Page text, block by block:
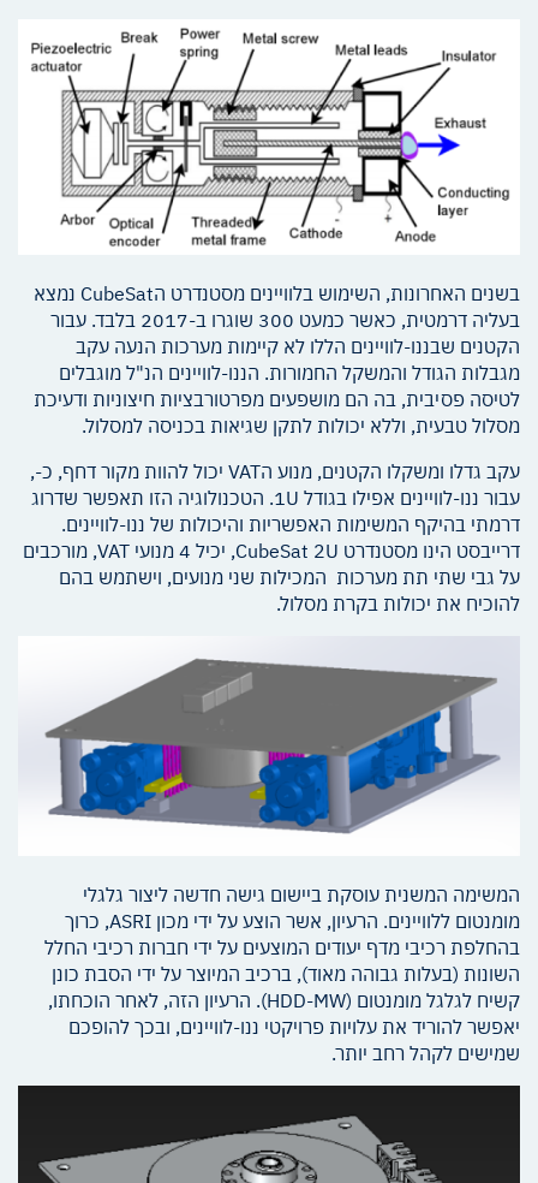
בשנים האחרונות, השימוש בלוויינים מסטנדרט הCubeSat נמצא
בעליה דרמטית, כאשר כמעט 300 שוגרו ב-2017 בלבד. עבור
הקטנים שבננו-לוויינים הללו לא קיימות מערכות הנעה עקב
מגבלות הגודל והמשקל החמורות. הננו-לוויינים הנ"ל מוגבלים
לטיסה פסיבית, בה הם מושפעים מפרטורבציות חיצוניות ודעיכת
מסלול טבעית, וללא יכולות לתקן שגיאות בכניסה למסלול.
עקב גדלו ומשקלו הקטנים, מנוע הVAT יכול להוות מקור דחף, כ-,
עבור ננו-לוויינים אפילו בגודל 1U. הטכנולוגיה הזו תאפשר שדרוג
דרמתי בהיקף המשימות האפשריות והיכולות של ננו-לוויינים.
דרייבסט הינו מסטנדרט CubeSat 2U, יכיל 4 מנועי VAT, מורכבים
על גבי שתי תת מערכות המכילות שני מנועים, וישתמש בהם
להוכיח את יכולות בקרת מסלול.
המשימה המשנית עוסקת ביישום גישה חדשה ליצור גלגלי
מומנטום ללוויינים. הרעיון, אשר הוצע על ידי מכון ASRI, כרוך
בהחלפת רכיבי מדף יעודים המוצעים על ידי חברות רכיבי החלל
השונות (בעלות גבוהה מאוד), ברכיב המיוצר על ידי הסבת כונן
קשיח לגלגל מומנטום (HDD-MW). הרעיון הזה, לאחר הוכחתו,
יאפשר להוריד את עלויות פרויקטי ננו-לוויינים, ובכך להופכם
שמישים לקהל רחב יותר.